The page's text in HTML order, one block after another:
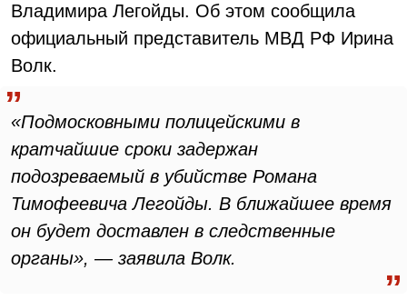
Владимира Легойды. Об этом сообщила
официальный представитель МВД РФ Ирина
Волк.
«Подмосковными полицейскими в
кратчайшие сроки задержан
подозреваемый в убийстве Романа
Тимофеевича Легойды. В ближайшее время
он будет доставлен в следственные
органы», — заявила Волк.